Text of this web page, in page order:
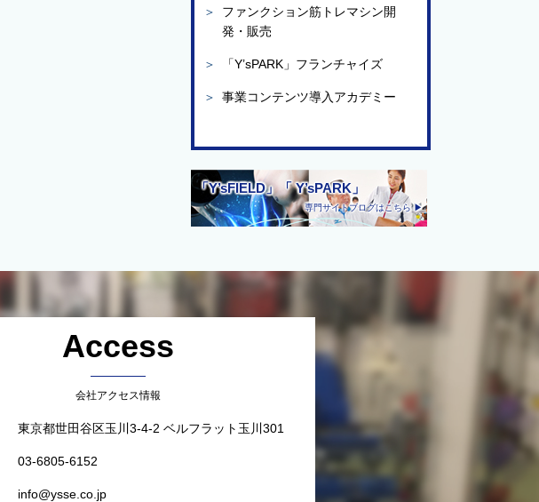
＞
ファンクション筋トレマシン開
発・販売
＞ 「Y’sPARK」フランチャイズ
＞ 事業コンテンツ導入アカデミー
「Y’sFIELD」「 Y’sPARK」
専門サイトブログはこちら ▶
Access
会社アクセス情報
東京都世田谷区玉川3-4-2 ベルフラット玉川301
03-6805-6152
info@ysse.co.jp